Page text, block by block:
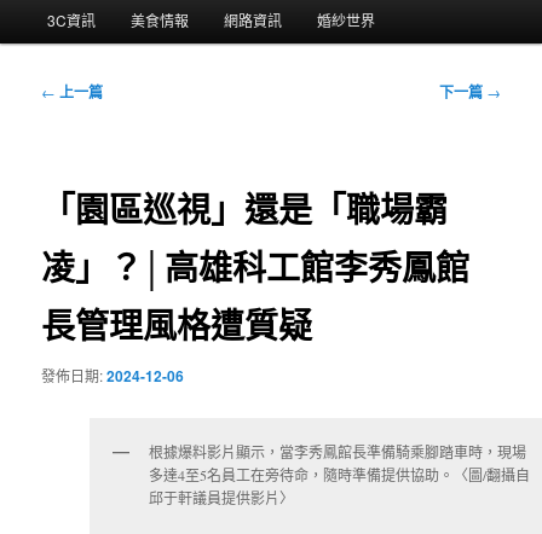
3C資訊 美食情報 網路資訊 婚紗世界
文
← 上一篇 下一篇 →
「園區巡視」還是「職場霸
凌」？│高雄科工館李秀鳳館
長管理風格遭質疑
發佈日期:2024-12-06
根據爆料影片顯示，當李秀鳳館長準備騎乘腳踏車時，現場
多達4至5名員工在旁待命，隨時準備提供協助。〈圖/翻攝自
邱于軒議員提供影片〉